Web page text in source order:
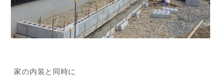
家の内装と同時に